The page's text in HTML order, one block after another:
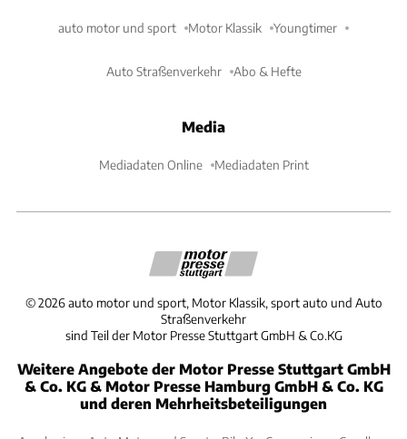
auto motor und sport Motor Klassik Youngtimer
Auto Straßenverkehr Abo & Hefte
Media
Mediadaten Online Mediadaten Print
©2026 auto motor und sport, Motor Klassik, sport auto und Auto
Straßenverkehr
sind Teil der Motor Presse Stuttgart GmbH & Co.KG
Weitere Angebote der Motor Presse Stuttgart GmbH
& Co. KG & Motor Presse Hamburg GmbH & Co. KG
und deren Mehrheitsbeteiligungen